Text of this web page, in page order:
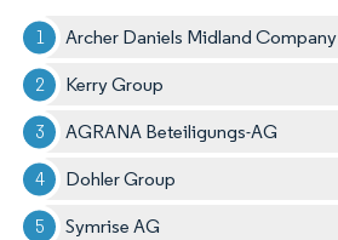
Archer Daniels Midland Company
Kerry Group
AGRANA Beteiligungs-AG
Dohler Group
Symrise AG